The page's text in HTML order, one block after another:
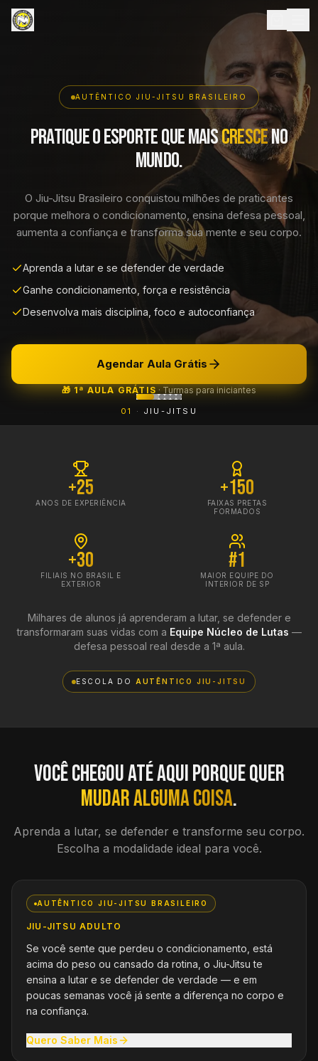
AUTÊNTICO JIU-JITSU BRASILEIRO
Pratique o esporte que maiscresceno
mundo.
O Jiu-Jitsu Brasileiro conquistou milhões de praticantes
porque melhora o condicionamento, ensina defesa pessoal,
aumenta a confiança e transforma sua mente e seu corpo.
Aprenda a lutar e se defender de verdade
Ganhe condicionamento, força e resistência
Desenvolva mais disciplina, foco e autoconfiança
Agendar Aula Grátis
🎁 1ª AULA GRÁTIS·Turmas para iniciantes
01 · JIU-JITSU
+25
ANOS DE EXPERIÊNCIA
+150
FAIXAS PRETAS
FORMADOS
+30
FILIAIS NO BRASIL E
EXTERIOR
#1
MAIOR EQUIPE DO
INTERIOR DE SP
Milhares de alunos já aprenderam a lutar, se defender e
transformaram suas vidas com a Equipe Núcleo de Lutas —
defesa pessoal real desde a 1ª aula.
ESCOLA DO AUTÊNTICO JIU-JITSU
Você chegou até aqui porque quer
mudar alguma coisa.
Aprenda a lutar, se defender e transforme seu corpo.
Escolha a modalidade ideal para você.
AUTÊNTICO JIU-JITSU BRASILEIRO
JIU-JITSU ADULTO
Se você sente que perdeu o condicionamento, está
acima do peso ou cansado da rotina, o Jiu-Jitsu te
ensina a lutar e se defender de verdade — e em
poucas semanas você já sente a diferença no corpo e
na confiança.
Quero Saber Mais